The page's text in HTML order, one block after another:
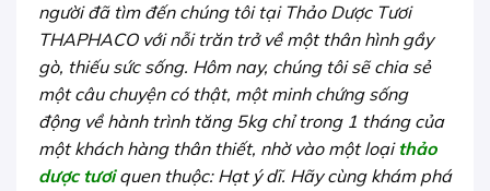
người đã tìm đến chúng tôi tại Thảo Dược Tươi
THAPHACO với nỗi trăn trở về một thân hình gầy
gò, thiếu sức sống. Hôm nay, chúng tôi sẽ chia sẻ
một câu chuyện có thật, một minh chứng sống
động về hành trình tăng 5kg chỉ trong 1 tháng của
một khách hàng thân thiết, nhờ vào một loạithảo
dược tươiquen thuộc: Hạt ý dĩ. Hãy cùng khám phá